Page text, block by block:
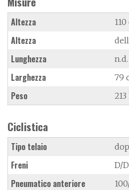
Altezza
Altezza
Lunghezza n.d.
Larghezza 79
Peso
Ciclistica
Tipo telaio
Freni D/D
Pneumatico anteriore